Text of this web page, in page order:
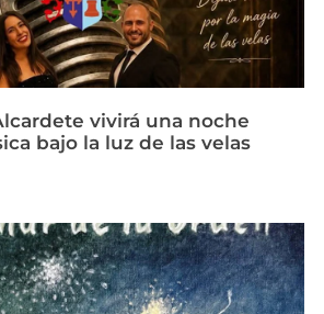
vivirá una noche
bajo la luz de las velas